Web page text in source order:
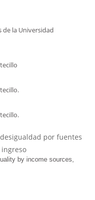
la Universidad
por fuentes